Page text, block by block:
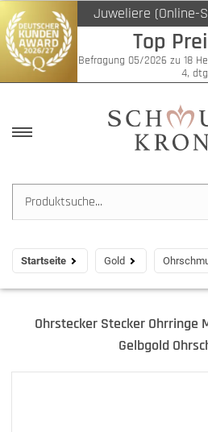
Juweliere (Online-
Top
Befragung 05/2026 zu 18
4,
Startseite Gold
Ohrstecker Stecker Ohrringe
Gelbgold